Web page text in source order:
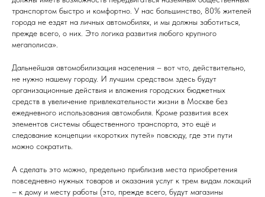
транспортом быстро и комфортно. У нас большинство, 80% жителей
города не ездят на личных автомобилях, и мы должны заботиться,
прежде всего, о них. Это логика развития любого крупного
мегаполиса».
Дальнейшая автомобилизация населения – вот что, действительно,
не нужно нашему городу. И лучшим средством здесь будут
организационные действия и вложения городских бюджетных
средств в увеличение привлекательности жизни в Москве без
ежедневного использования автомобиля. Кроме развития всех
элементов системы общественного транспорта, это ещё и
следование концепции «коротких путей» повсюду, где эти пути
можно сократить.
А сделать это можно, предельно приблизив места приобретения
повседневно нужных товаров и оказания услуг к трем видам локаций
– к дому и месту работы (это, прежде всего, будут магазины